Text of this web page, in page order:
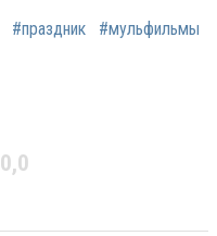
#праздник #мульфильмы
0,0